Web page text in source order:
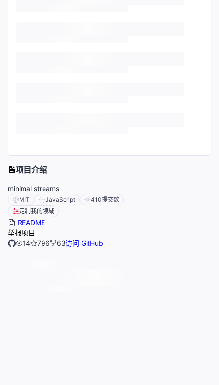
项目介绍
minimal streams
MIT JavaScript 410提交数
定制我的领域
README
举报项目
14
796 63访问 GitHub